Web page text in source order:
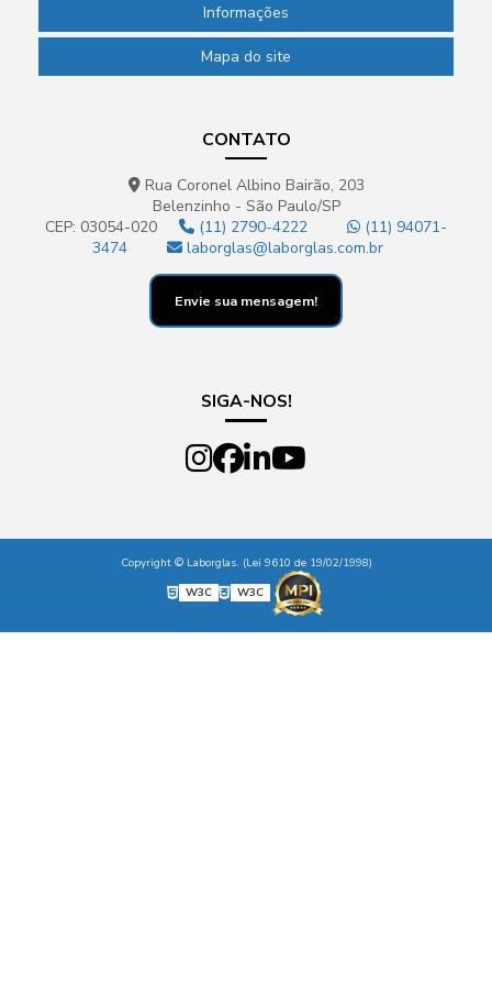
Informações
Mapa do site
CONTATO
Rua Coronel Albino Bairão, 203
Belenzinho - São Paulo/SP
CEP: 03054-020
(11) 2790-4222
(11) 94071-
3474
laborglas@laborglas.com.br
Envie sua mensagem!
SIGA-NOS!
Copyright © Laborglas. (Lei 9610 de 19/02/1998)
W3C
W3C